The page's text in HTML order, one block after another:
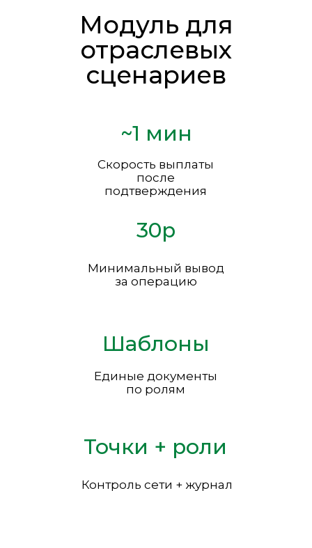
~1 мин
30р
Шаблоны
Точки + роли
Скорость выплаты
после
подтверждения
Минимальный вывод
за операцию
Единые документы
по ролям
Контроль сети + журнал
Модуль для
отраслевых
сценариев